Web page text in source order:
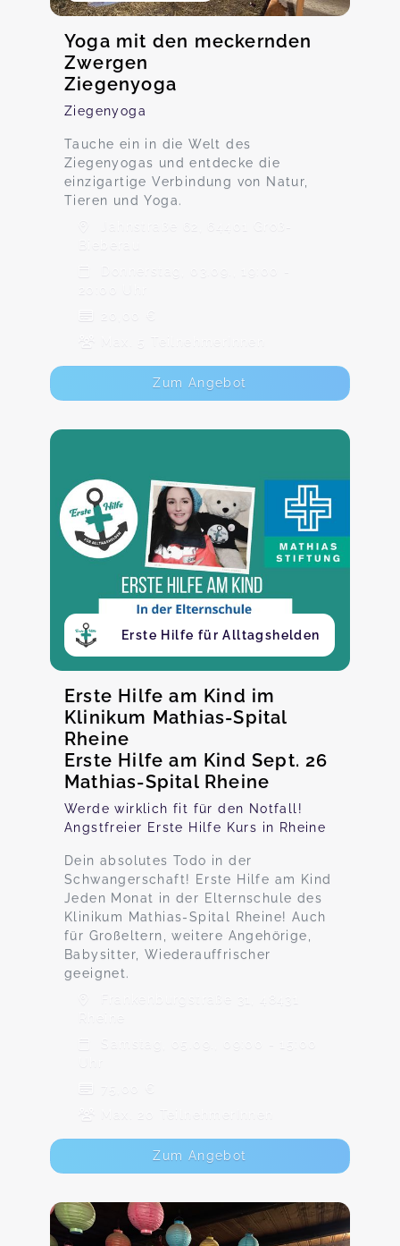
Yoga mit den meckernden
Zwergen
Ziegenyoga
Ziegenyoga
Tauche ein in die Welt des
Ziegenyogas und entdecke die
einzigartige Verbindung von Natur,
Tieren und Yoga.
Jahnstraße 62, 64401 Groß-
Donnerstag, 03.09., 19:00 -
20:00 Uhr
20,00 €
Max. 5 TeilnehmerInnen
Zum Angebot
Erste Hilfe für Alltagshelden
Erste Hilfe am Kind im
Klinikum Mathias-Spital
Rheine
Erste Hilfe am Kind Sept. 26
Mathias-Spital Rheine
Werde wirklich fit für den Notfall!
Angstfreier Erste Hilfe Kurs in Rheine
Dein absolutes Todo in der
Schwangerschaft! Erste Hilfe am Kind
Jeden Monat in der Elternschule des
Klinikum Mathias-Spital Rheine! Auch
für Großeltern, weitere Angehörige,
Babysitter, Wiederauffrischer
geeignet.
Frankenburgstraße 31, 48431
Rheine
Samstag, 05.09., 09:00 - 15:00
75,00 €
Max. 20 TeilnehmerInnen
Zum Angebot